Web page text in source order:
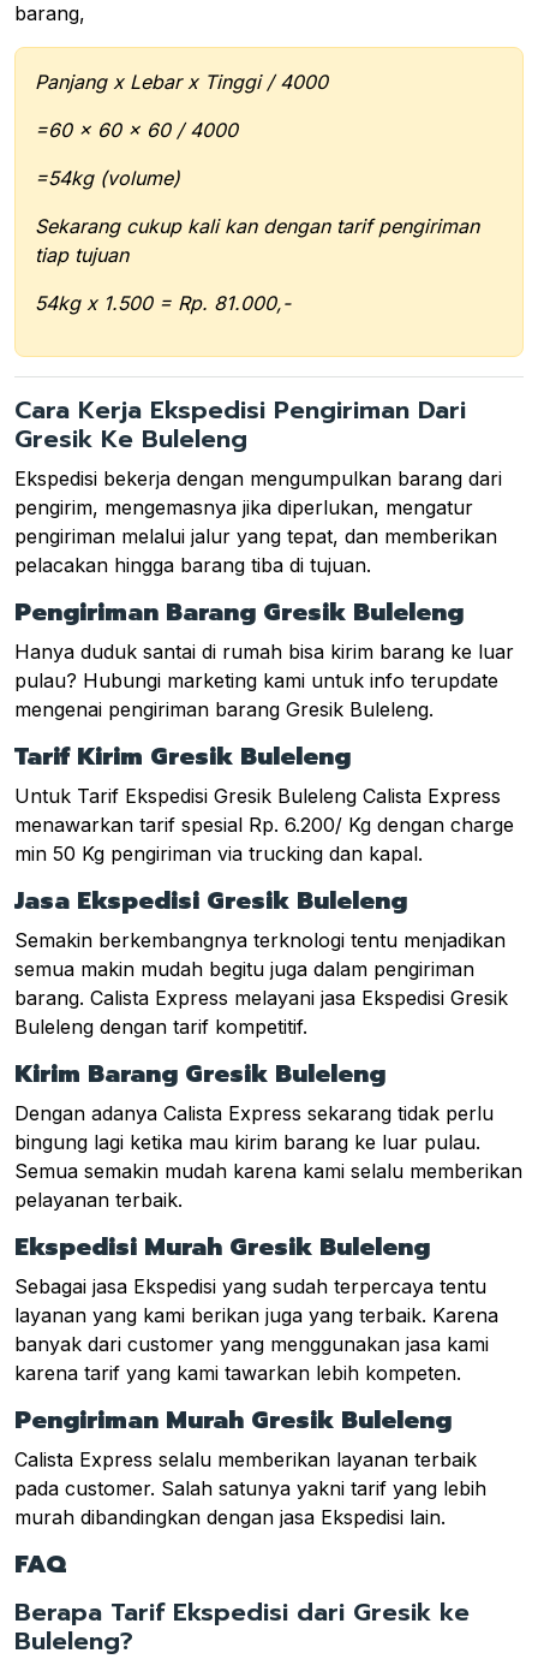
barang,
Panjang x Lebar x Tinggi / 4000
=60 x 60 x 60 / 4000
=54kg (volume)
Sekarang cukup kali kan dengan tarif pengiriman
tiap tujuan
54kg x 1.500 = Rp. 81.000,-
Cara Kerja Ekspedisi Pengiriman Dari
Gresik Ke Buleleng
Ekspedisi bekerja dengan mengumpulkan barang dari
pengirim, mengemasnya jika diperlukan, mengatur
pengiriman melalui jalur yang tepat, dan memberikan
pelacakan hingga barang tiba di tujuan.
Pengiriman Barang Gresik Buleleng
Hanya duduk santai di rumah bisa kirim barang ke luar
pulau? Hubungi marketing kami untuk info terupdate
mengenai pengiriman barang Gresik Buleleng.
Tarif Kirim Gresik Buleleng
Untuk Tarif Ekspedisi Gresik Buleleng Calista Express
menawarkan tarif spesial Rp. 6.200/ Kg dengan charge
min 50 Kg pengiriman via trucking dan kapal.
Jasa Ekspedisi Gresik Buleleng
Semakin berkembangnya terknologi tentu menjadikan
semua makin mudah begitu juga dalam pengiriman
barang. Calista Express melayani jasa Ekspedisi Gresik
Buleleng dengan tarif kompetitif.
Kirim Barang Gresik Buleleng
Dengan adanya Calista Express sekarang tidak perlu
bingung lagi ketika mau kirim barang ke luar pulau.
Semua semakin mudah karena kami selalu memberikan
pelayanan terbaik.
Ekspedisi Murah Gresik Buleleng
Sebagai jasa Ekspedisi yang sudah terpercaya tentu
layanan yang kami berikan juga yang terbaik. Karena
banyak dari customer yang menggunakan jasa kami
karena tarif yang kami tawarkan lebih kompeten.
Pengiriman Murah Gresik Buleleng
Calista Express selalu memberikan layanan terbaik
pada customer. Salah satunya yakni tarif yang lebih
murah dibandingkan dengan jasa Ekspedisi lain.
FAQ
Berapa Tarif Ekspedisi dari Gresik ke
Buleleng?